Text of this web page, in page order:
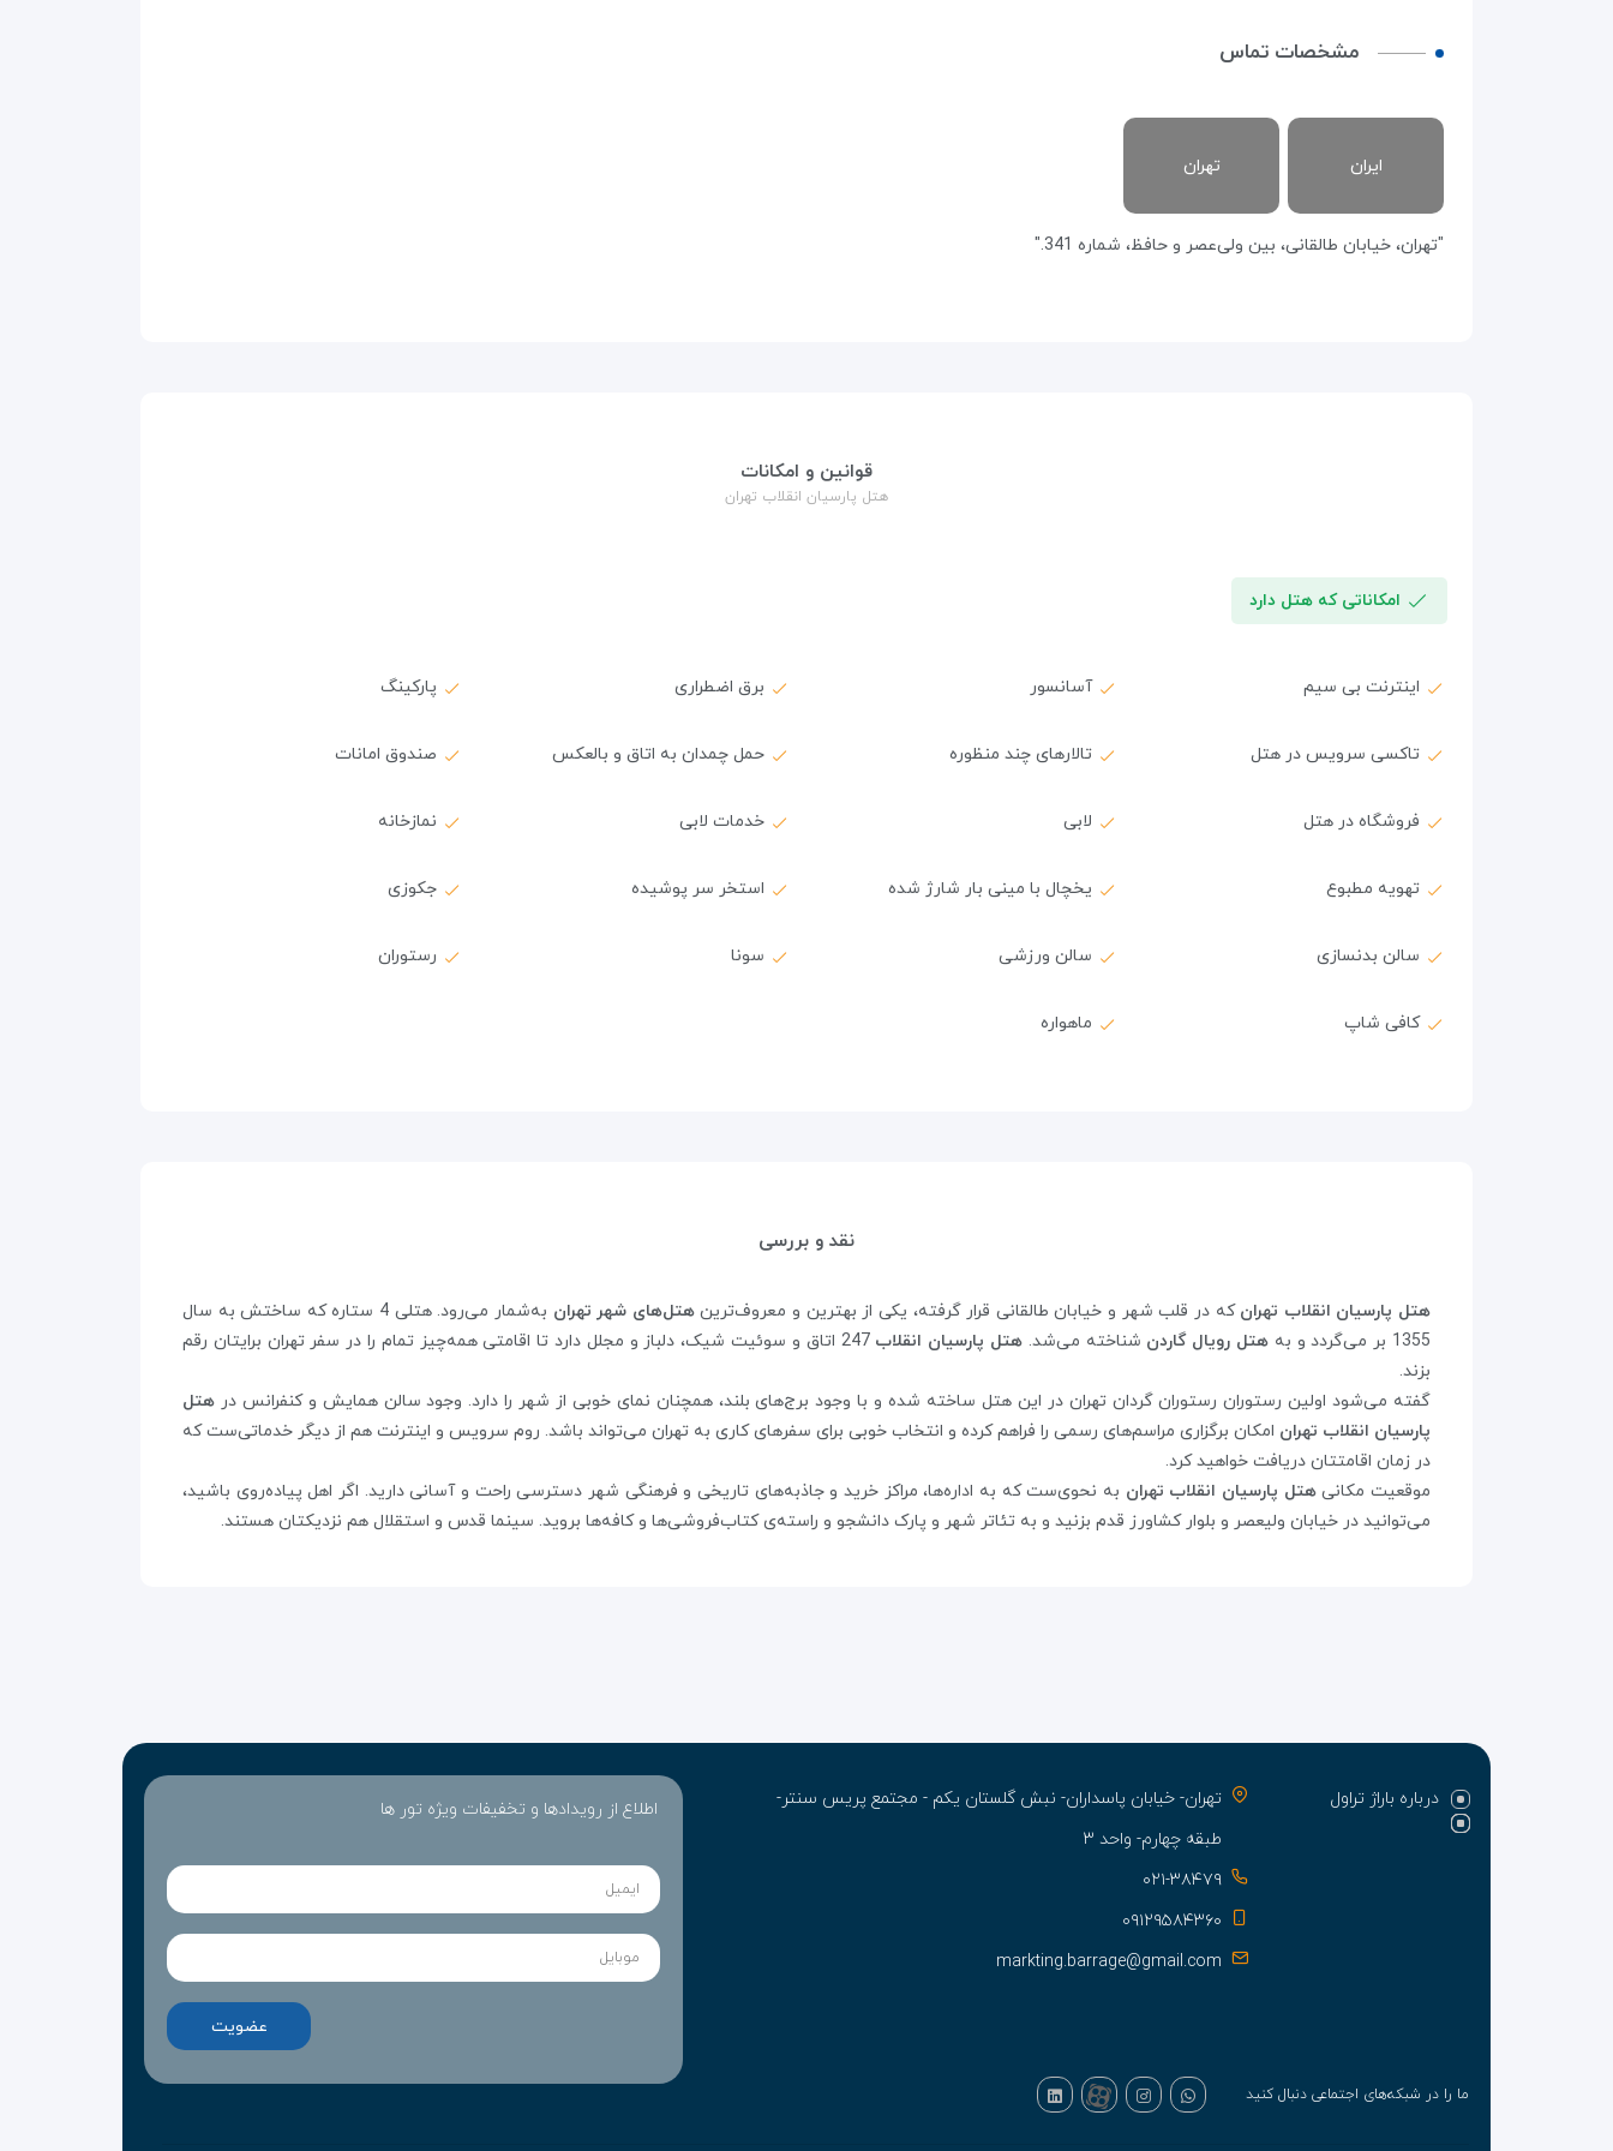
مشخصات تماس
ایران تهران
"تهران، خیابان طالقانی، بین ولی‌عصر و حافظ، شماره 341."
قوانین و امکانات
هتل پارسیان انقلاب تهران
امکاناتی که هتل دارد
اینترنت بی سیم آسانسور برق اضطراری پارکینگ
تاکسی سرویس در هتل تالارهای چند منظوره حمل چمدان به اتاق و بالعکس صندوق امانات
فروشگاه در هتل لابی خدمات لابی نمازخانه
تهویه مطبوع یخچال با مینی بار شارژ شده استخر سر پوشیده جکوزی
سالن بدنسازی سالن ورزشی سونا رستوران
کافی شاپ ماهواره
نقد و بررسی
هتل پارسیان انقلاب تهرانکه در قلب شهر و خیابان طالقانی قرار گرفته، یکی از بهترین و معروف‌ترینهتل‌های شهر تهران
به‌شمار می‌رود. هتلی 4 ستاره که ساختش به سال
1355 بر می‌گردد و به
هتل رویال گاردن شناخته می‌شد.هتل پارسیان انقلاب
247 اتاق و سوئیت شیک، دلباز و مجلل دارد تا اقامتی همه‌چیز تمام را در سفر تهران برایتان رقم
بزند.
گفته می‌شود اولین رستوران رستوران گردان تهران در این هتل ساخته شده و با وجود برج‌های بلند، همچنان نمای خوبی از شهر را دارد. وجود سالن همایش و کنفرانس در هتل
پارسیان انقلاب تهران امکان برگزاری مراسم‌های رسمی را فراهم کرده و انتخاب خوبی برای سفرهای کاری به تهران می‌تواند باشد. روم سرویس و اینترنت هم از دیگر خدماتی‌ست که
در زمان اقامتتان دریافت خواهید کرد.
موقعیت مکانیهتل پارسیان انقلاب تهران به نحوی‌ست که به اداره‌ها، مراکز خرید و جاذبه‌های تاریخی و فرهنگی شهر دسترسی راحت و آسانی دارید. اگر اهل پیاده‌روی باشید،
می‌توانید در خیابان ولیعصر و بلوار کشاورز قدم بزنید و به تئاتر شهر و پارک دانشجو و راسته‌ی کتاب‌فروشی‌ها و کافه‌ها بروید. سینما قدس و استقلال هم نزدیکتان هستند.
درباره باراژ تراول
تهران- خیابان پاسداران- نبش گلستان یکم - مجتمع پریس سنتر-
طبقه چهارم- واحد ۳
۰۲۱-۳۸۴۷۹
۰۹۱۲۹۵۸۴۳۶۰
markting.barrage@gmail.com
اطلاع از رویدادها و تخفیفات ویژه تور ها
ما را در شبکه‌های اجتماعی دنبال کنید